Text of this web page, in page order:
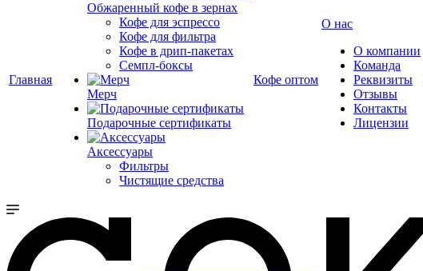
Главная
Обжаренный кофе в зернах
Кофе для эспрессо
Кофе для фильтра
Кофе в дрип-пакетах
Семпл-боксы
Мерч
Подарочные сертификаты
Аксессуары
Фильтры
Чистящие средства
Кофе оптом
О нас
О компании
Команда
Реквизиты
Отзывы
Контакты
Лицензии